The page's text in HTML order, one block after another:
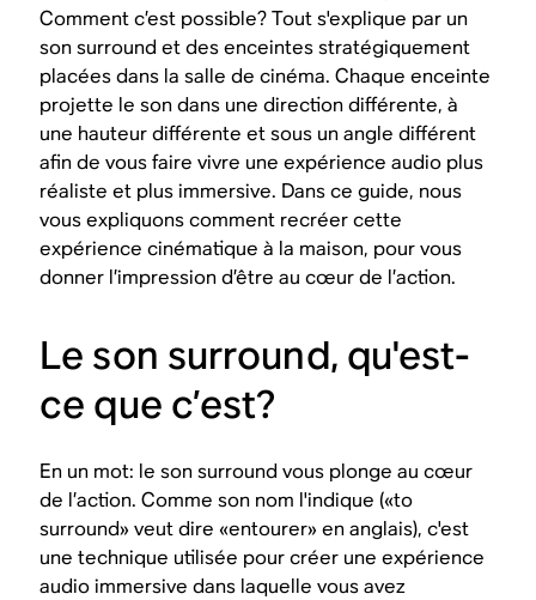
Comment c’est possible? Tout s'explique par un
son surround et des enceintes stratégiquement
placées dans la salle de cinéma. Chaque enceinte
projette le son dans une direction différente, à
une hauteur différente et sous un angle différent
afin de vous faire vivre une expérience audio plus
réaliste et plus immersive. Dans ce guide, nous
vous expliquons comment recréer cette
expérience cinématique à la maison, pour vous
donner l’impression d’être au cœur de l’action.
Le son surround, qu'est-
ce que c’est?
En un mot: le son surround vous plonge au cœur
de l’action. Comme son nom l'indique («to
surround» veut dire «entourer» en anglais), c'est
une technique utilisée pour créer une expérience
audio immersive dans laquelle vous avez